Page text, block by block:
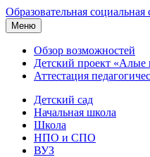
Образовательная социальная
Меню
Обзор возможностей
Детский проект «Алые
Аттестация
Детский сад
Начальная школа
Школа
НПО и СПО
ВУЗ